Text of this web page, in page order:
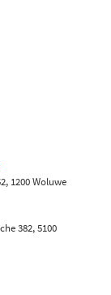
1200 Woluwe
382, 5100